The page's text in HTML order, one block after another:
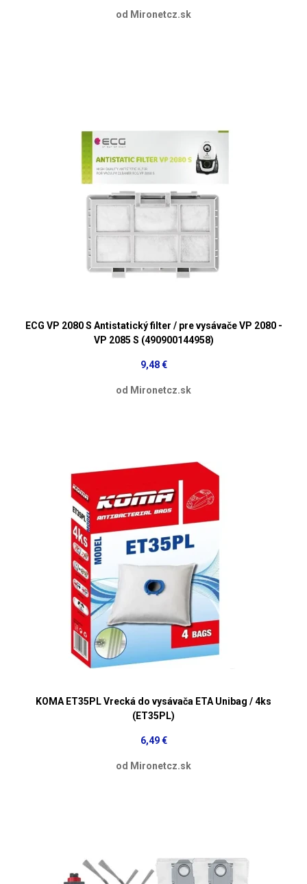
od Mironetcz.sk
ECG VP 2080 S Antistatický filter / pre vysávače VP 2080 -
VP 2085 S (490900144958)
9,48 €
od Mironetcz.sk
KOMA ET35PL Vrecká do vysávača ETA Unibag / 4ks
(ET35PL)
6,49 €
od Mironetcz.sk